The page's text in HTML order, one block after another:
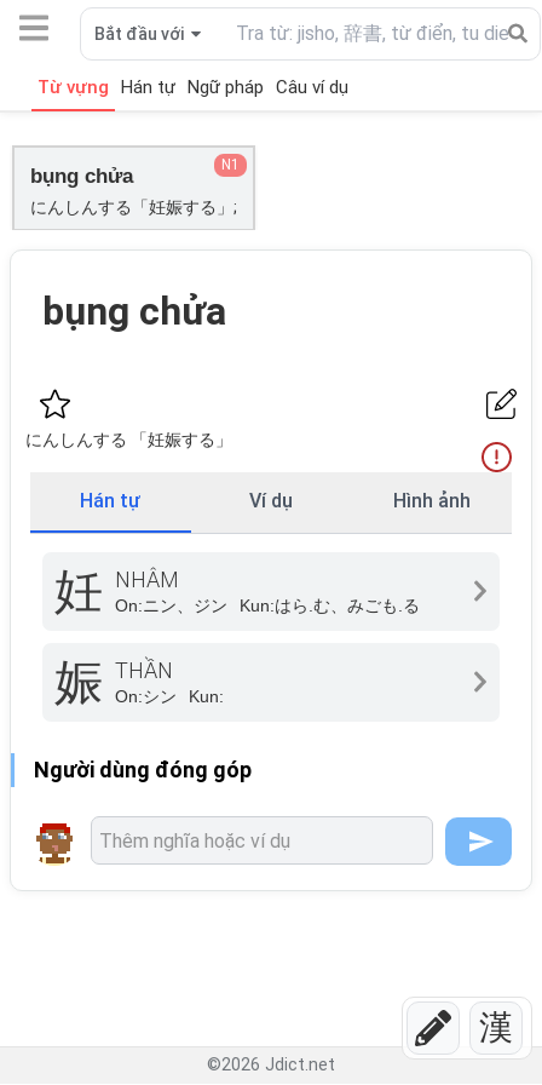
漢
Bắt đầu với
Từ vựng Hán tự Ngữ pháp Câu ví dụ
bụng chửa
にんしんする「妊娠する」;
N1
bụng chửa
にんしんする 「妊娠する」
Hán tự Ví dụ Hình ảnh
妊 NHÂM
On:ニン、ジン Kun:はら.む、みごも.る
娠 THẦN
On:シン Kun:
Người dùng đóng góp
©2026 Jdict.net